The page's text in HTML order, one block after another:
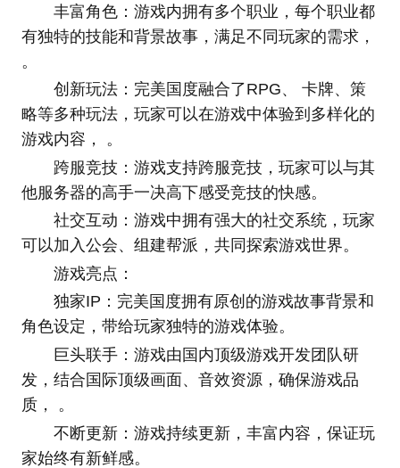
丰富角色：游戏内拥有多个职业，每个职业都
有独特的技能和背景故事，满足不同玩家的需求，
。
创新玩法：完美国度融合了RPG、 卡牌、策
略等多种玩法，玩家可以在游戏中体验到多样化的
游戏内容， 。
跨服竞技：游戏支持跨服竞技，玩家可以与其
他服务器的高手一决高下感受竞技的快感。
社交互动：游戏中拥有强大的社交系统，玩家
可以加入公会、组建帮派，共同探索游戏世界。
游戏亮点：
独家IP：完美国度拥有原创的游戏故事背景和
角色设定，带给玩家独特的游戏体验。
巨头联手：游戏由国内顶级游戏开发团队研
发，结合国际顶级画面、音效资源，确保游戏品
质， 。
不断更新：游戏持续更新，丰富内容，保证玩
家始终有新鲜感。